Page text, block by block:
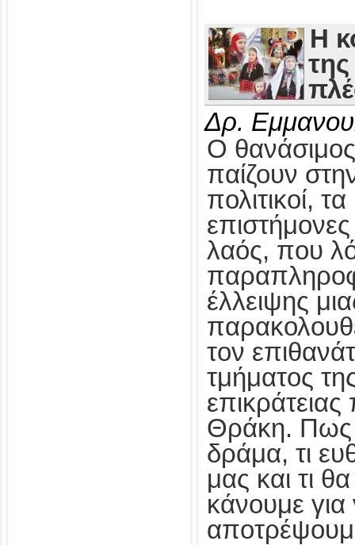
Η
Δρ.
Ο
παίζουν
πολιτικοί,
λαός, που
έλλειψης
τον
τμήματος
επικράτειας
Θράκη. Πως
δράμα, τι
μας και τι
κάνουμε για